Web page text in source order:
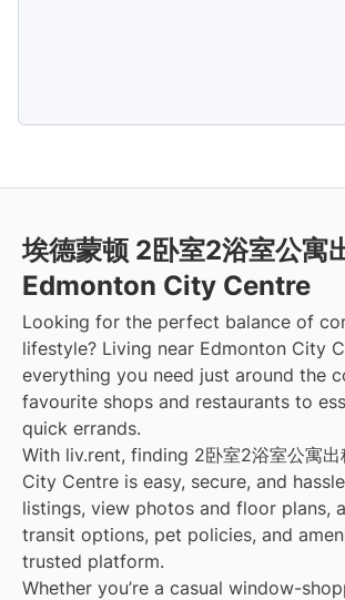
埃德蒙顿 2卧室2浴室公寓
Edmonton City Centre
Looking for the perfect balance of
lifestyle? Living near Edmonton City
everything you need just around the
favourite shops and restaurants to
quick errands.
With liv.rent, finding 2卧室2浴室公寓
City Centre is easy, secure, and
listings, view photos and floor plans,
transit options, pet policies, and
trusted platform.
Whether you’re a casual window-